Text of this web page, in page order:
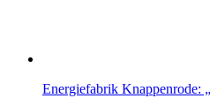
Energiefabrik Knappenrode: